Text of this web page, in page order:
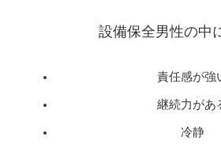
設備保全男性の中
責任感が強
継続力があ
冷静